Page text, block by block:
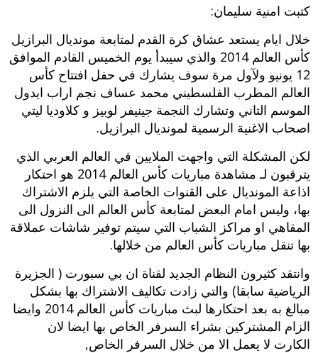
كتبت امنية سليمان:
خلال ايام يستعد عشاق كرة القدم لمتابعة مونديال البرازيل
كأس العالم 2014 والذي سيبدأ يوم الخميس القادم الموافق
12 يونيو ولآول مرة سوف يشارك في حفل افتتاح كأس
العالم المطرب الفلسطيني محمد عساف نجم اراب ايدول
الموسم التاني وتشارك النجمة جينيفر لوبيز و كلاوديا ليتي
اصحاب الاغنية الرسمية لمونديال البرازيل.
لكن المشكلة التي واجهت الملايين في العالم العربي الذي
يترقبون لـ مشاهدة مباريات كأس العالم 2014 هو احتكار
اذاعة المونديال على القنوات الخاصة التي يلزم الاشتراك
بها، وليس امام البعض لمتابعة كأس العالم الى النزول الى
المقاهي او مراكز الشباب التي سيتم توفير شاشات عملاقة
بها تنقل مباريات كأس العالم من خلالها.
وانتقد كثيرون النظام الجديد لقناة ان بي سبورت ( الجزيرة
الرياضية سابقا) والتي زادت تكاليف الاشتراك بها بشكل
مبالغ به بعد احتكارها لبث مباريات كأس العالم 2014 وايضا
الزام المشتركين بشراء السرفر الخاص بها ايضا لان
الكارت لا يعمل الا من خلال السرفر الخاص,